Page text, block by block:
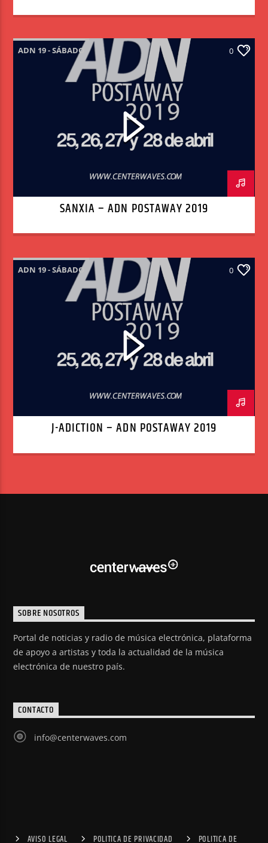
ADN 19 - SÁBADO 0
SANXIA – ADN POSTAWAY 2019
ADN 19 - SÁBADO 0
J-ADICTION – ADN POSTAWAY 2019
SOBRE NOSOTROS
Portal de noticias y radio de música electrónica, plataforma
de apoyo a artistas y toda la actualidad de la música
electrónica de nuestro país.
CONTACTO
info@centerwaves.com
AVISO LEGAL POLITICA DE PRIVACIDAD POLITICA DE